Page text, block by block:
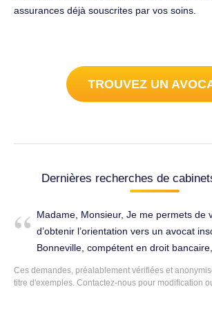
assurances déjà souscrites par vos soins.
TROUVEZ UN
Dernières recherches de
Madame, Monsieur, Je me permets de
d’obtenir l’orientation vers un avocat
Bonneville, compétent en droit
établissements financiers, et
de paiement. Je suis actuellement victime d’une
Ces demandes, préalablement vérifiées et
titre d'exemples. Contactez-nous pour modification